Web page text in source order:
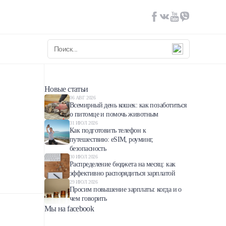
Новые статьи
06 АВГ 2026
Всемирный день кошек: как позаботиться
о питомце и помочь животным
31 ИЮЛ 2026
Как подготовить телефон к
путешествию: eSIM, роуминг,
безопасность
30 ИЮЛ 2026
Распределение бюджета на месяц: как
эффективно распорядиться зарплатой
29 ИЮЛ 2026
Просим повышение зарплаты: когда и о
чем говорить
Мы на facebook